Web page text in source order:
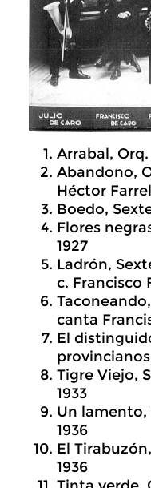
Arrabal,
Abandono,
Héctor
Boedo,
Flores
1927
Ladrón,
c. Francisco
canta
El
Tigre Viejo,
1933
Un
1936
El
1936